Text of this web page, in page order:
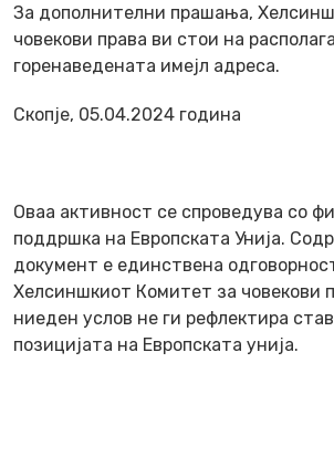
За дополнителни прашања,
човекови права ви стои на
горенаведената имејл адреса.
Скопје, 05.04.2024 година
Оваа активност се спроведува со
поддршка на Европската Унија.
документ е единствена
Хелсиншкиот Комитет за човекови
ниеден услов не ги рефлектира
позицијата на Европската унија.